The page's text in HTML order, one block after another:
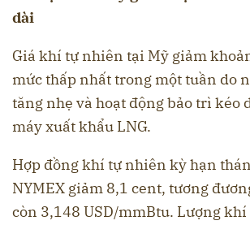
dài
Giá khí tự nhiên tại Mỹ giảm
mức thấp nhất trong một tuần do
tăng nhẹ và hoạt động bảo trì kéo
máy xuất khẩu LNG.
Hợp đồng khí tự nhiên kỳ hạn
NYMEX giảm 8,1 cent, tương
còn 3,148 USD/mmBtu. Lượng khí